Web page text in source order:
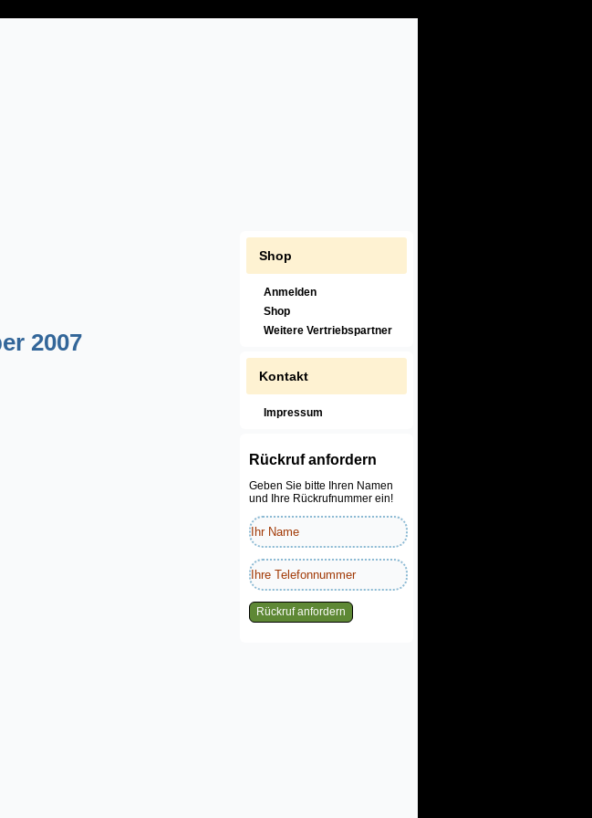
Shop
Anmelden
Shop
Weitere Vertriebspartner
Kontakt
Impressum
Rückruf anfordern
Geben Sie bitte Ihren Namen
und Ihre Rückrufnummer ein!